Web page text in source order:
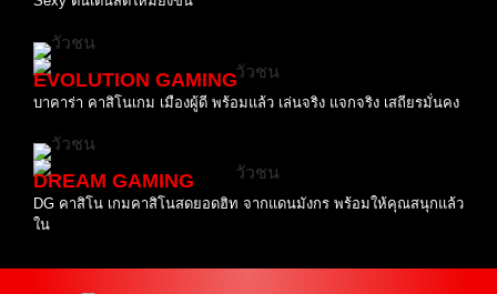
EVOLUTION GAMING
บาคาร่า คาสิโนเกม เมืองผู้ดี พร้อมแล้ว เล่นจริง แจกจริง เสถียรมั่นคง
DREAM GAMING
DG คาสิโน เกมคาสิโนสดยอดฮิท จากแดนมังกร พร้อมให้คุณสนุกแล้ว
ใน